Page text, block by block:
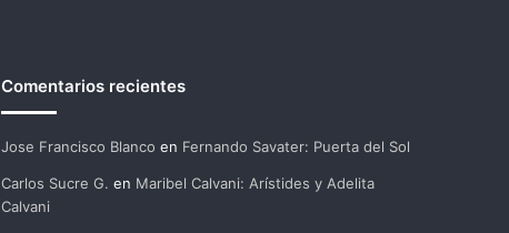
Comentarios recientes
Jose Francisco Blanco en Fernando Savater: Puerta del Sol
Carlos Sucre G. en Maribel Calvani: Arístides y Adelita
Calvani